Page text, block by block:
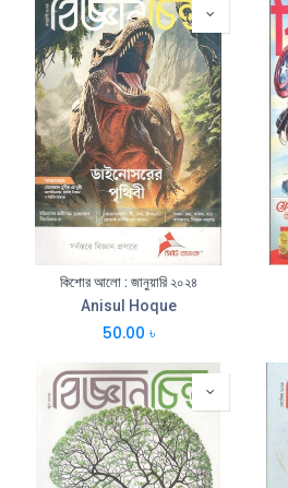
কিশোর আলো : জানুয়ারি ২০২৪
Anisul Hoque
50.00 ৳